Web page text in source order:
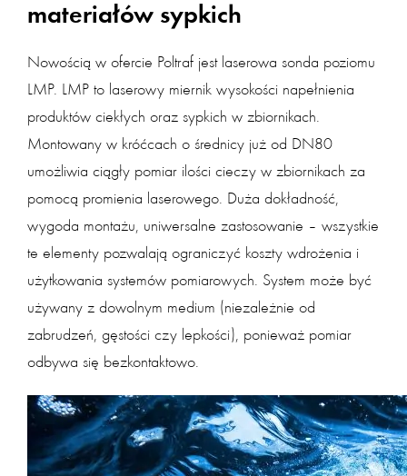
materiałów sypkich
Nowością w ofercie Poltraf jest laserowa sonda poziomu
LMP. LMP to laserowy miernik wysokości napełnienia
produktów ciekłych oraz sypkich w zbiornikach.
Montowany w króćcach o średnicy już od DN80
umożliwia ciągły pomiar ilości cieczy w zbiornikach za
pomocą promienia laserowego. Duża dokładność,
wygoda montażu, uniwersalne zastosowanie – wszystkie
te elementy pozwalają ograniczyć koszty wdrożenia i
użytkowania systemów pomiarowych. System może być
używany z dowolnym medium (niezależnie od
zabrudzeń, gęstości czy lepkości), ponieważ pomiar
odbywa się bezkontaktowo.